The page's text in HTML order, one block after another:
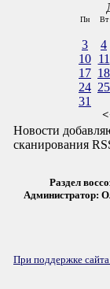
Пн Вт
3
4
10 11
17 18
24 25
31
Новости
сканирования
Раздел
Администратор:
При поддержке